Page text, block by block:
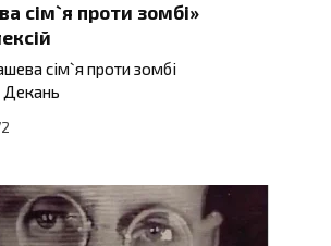
сім`я проти зомбі»
сім`я проти зомбі
Декань